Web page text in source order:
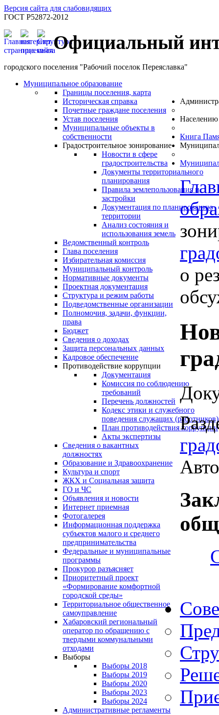
Версия сайта для слабовидящих
ГОСТ Р52872-2012
Официальный
городского поселения "Рабочий поселок Переяславка"
Муниципальное образование
Границы поселения, карта
Историческая справка
Почетные граждане поселения
Устав поселения
Муниципальные объекты в
собственности
Градостроительное зонирование
Новости в сфере
градостроительства
Документы территориального
планирования
Правила землепользования и
застройки
Документация по планированию
территории
Анализ состояния и
использования земель
Ведомственный контроль
Глава поселения
Избирательная комиссия
Муниципальный контроль
Нормативные документы
Проектная документация
Структура и режим работы
Подведомственные организации
Полномочия, задачи, функции,
права
Бюджет
Сведения о доходах
Защита персональных данных
Кадровое обеспечение
Противодействие коррупции
Документация
Комиссия по соблюдению
требований
Перечень должностей
Кодекс этики и служебного
поведения служащих (работников)
План противодействия коррупции
Акты экспертизы
Сведения о вакантных
должностях
Населению
Образование и Здравоохранение
Культура и спорт
ЖКХ и Социальная защита
ГО и ЧС
Объявления и новости
Интернет приемная
Фотогалерея
Информационная поддержка
субъектов малого и среднего
предпринимательства
Федеральные и муниципальные
программы
Прокурор разъясняет
Приоритетный проект
«Формирование комфортной
городской среды»
Территориальное общественное
самоуправление
Хабаровский региональный
оператор по обращению с
твердыми коммунальными
отходами
Выборы
Выборы 2018
Выборы 2019
Выборы 2020
Выборы 2023
Выборы 2024
Книга
Административные регламенты
о